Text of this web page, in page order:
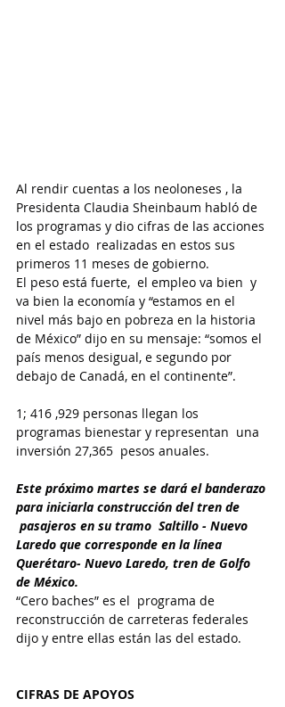
Al rendir cuentas a los neoloneses , la
Presidenta Claudia Sheinbaum habló de
los programas y dio cifras de las acciones
en el estado  realizadas en estos sus
primeros 11 meses de gobierno.
El peso está fuerte,  el empleo va bien  y
va bien la economía y “estamos en el
nivel más bajo en pobreza en la historia
de México” dijo en su mensaje: “somos el
país menos desigual, e segundo por
debajo de Canadá, en el continente”.
1; 416 ,929 personas llegan los
programas bienestar y representan  una
inversión 27,365  pesos anuales.
Este próximo martes se dará el banderazo
para iniciarla construcción del tren de
pasajeros en su tramo  Saltillo - Nuevo
Laredo que corresponde en la línea
Querétaro- Nuevo Laredo, tren de Golfo
de México.
“Cero baches” es el  programa de
reconstrucción de carreteras federales
dijo y entre ellas están las del estado.
CIFRAS DE APOYOS